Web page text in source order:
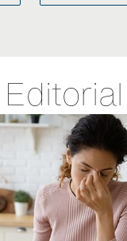
Editorial